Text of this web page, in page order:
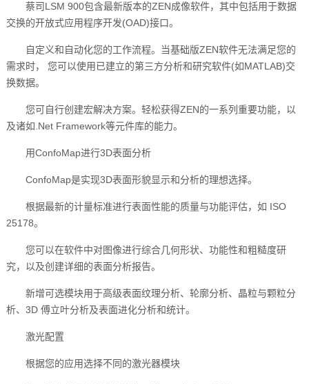
蔡司LSM 900包含最新版本的ZEN成像软件，其中包括用于数据
交换的开放式应用程序开发(OAD)接口。
自定义和自动化您的工作流程。当基础版ZEN软件无法满足您的
需求时， 您可以使用已建立的第三方分析和研究软件(如MATLAB)交
换数据。
您可自行创建宏解决方案。轻松获得ZEN的一系列重要功能，以
及诸如.Net Framework等元件库的能力。
用ConfoMap进行3D表面分析
ConfoMap是实现3D表面形貌显示和分析的理想选择。
根据最新的计量标准进行表面性能的质量与功能评估，如 ISO
25178。
您可以在软件中对图像进行综合几何形状、功能性和粗糙度研
究，以及创建详细的表面分析报告。
新增可选模块用于高级表面纹理分析、轮廓分析、晶粒与颗粒分
析、3D 傅立叶分析及表面进化分析和统计。
激光配置
根据您的应用选择不同的激光器模块